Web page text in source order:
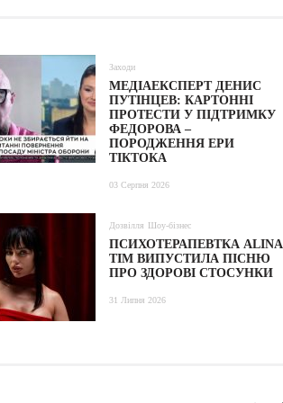
Заходи
МЕДІАЕКСПЕРТ ДЕНИС
ПУТІНЦЕВ: КАРТОННІ
ПРОТЕСТИ У ПІДТРИМКУ
ФЕДОРОВА –
ПОРОДЖЕННЯ ЕРИ
ТІКТОКА
03 Серпня 2026
Дозвілля Шоу-бізнес
ПСИХОТЕРАПЕВТКА ALINA
TIM ВИПУСТИЛА ПІСНЮ
ПРО ЗДОРОВІ СТОСУНКИ
31 Липня 2026